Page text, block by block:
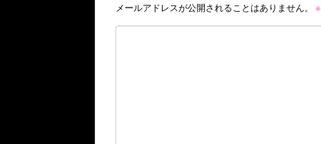
メールアドレスが公開されることはありません。 ※